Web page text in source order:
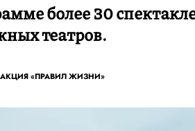
более 30
театров.
«ПРАВИЛ ЖИЗНИ»